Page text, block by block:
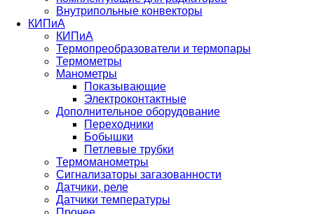
Внутрипольные конвекторы
КИПиА
КИПиА
Термопреобразователи и термопары
Термометры
Манометры
Показывающие
Электроконтактные
Дополнительное оборудование
Переходники
Бобышки
Петлевые трубки
Термоманометры
Сигнализаторы загазованности
Датчики, реле
Датчики температуры